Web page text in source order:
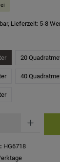
Lieferzeit: 5-8
20
40
HG6718